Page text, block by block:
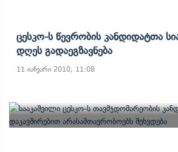
Ცესკო-Ს Წევრობის Კანდიდატთა
Დღეს Გადაეგზავნება
11 იანვარი 2010, 11:08